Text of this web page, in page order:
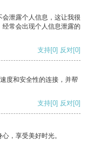
泄露个人信息，这让我很
常会出现个人信息泄露的
支持[0] 反对[0]
度和安全性的连接，并帮
支持[0] 反对[0]
，享受美好时光。